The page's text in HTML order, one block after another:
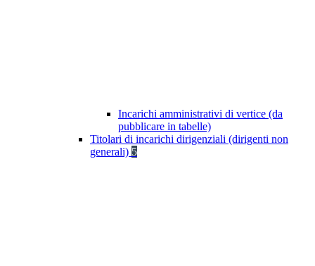
Incarichi amministrativi di vertice (da
pubblicare in tabelle)
Titolari di incarichi dirigenziali (dirigenti non
generali) 5